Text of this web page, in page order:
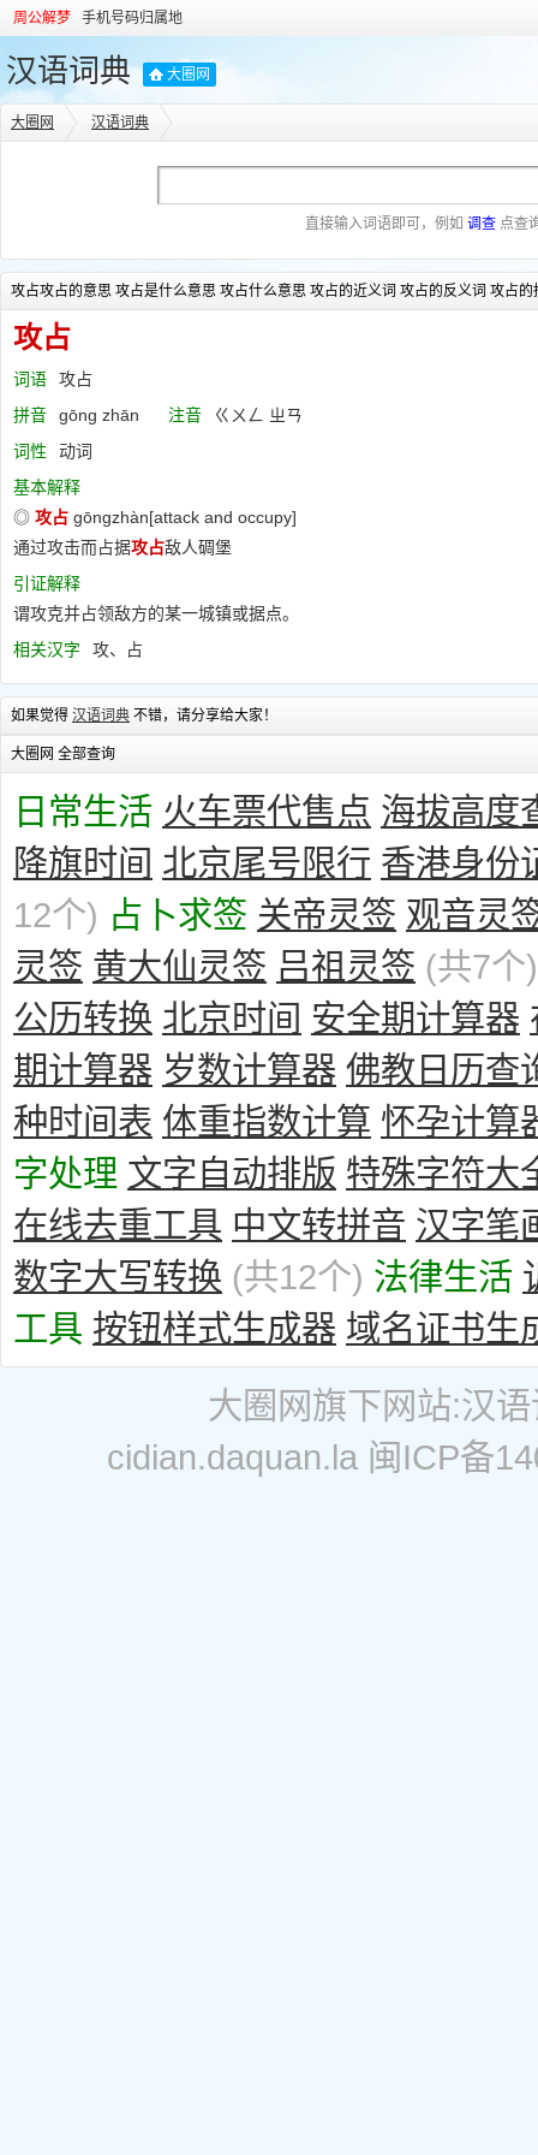
周公解梦 手机号码归属地
汉语词典 大圈网
大圈网 汉语词典
直接输入词语即可，例如 调查 点查
攻占攻占的意思 攻占是什么意思 攻占什么意思 攻占的近义词 攻占的反义词 攻占
攻占
词语
攻占
拼音
gōng zhān 注音
ㄍㄨㄥ ㄓㄢ
词性
动词
基本解释
◎ 攻占 gōngzhàn[attack and occupy]
通过攻击而占据攻占敌人碉堡
引证解释
谓攻克并占领敌方的某一城镇或据点。
相关汉字
攻、占
如果觉得 汉语词典 不错，请分享给大家！
大圈网 全部查询
日常生活 火车票代售点 海拔高度
降旗时间 北京尾号限行 香港身份
12个) 占卜求签 关帝灵签 观音灵
灵签 黄大仙灵签 吕祖灵签 (共7个)
公历转换 北京时间 安全期计算器
期计算器 岁数计算器 佛教日历查
种时间表 体重指数计算 怀孕计算
字处理 文字自动排版 特殊字符大
在线去重工具 中文转拼音 汉字笔
数字大写转换 (共12个) 法律生活
工具 按钮样式生成器 域名证书生
大圈网旗下网站:汉
cidian.daquan.la 闽ICP备